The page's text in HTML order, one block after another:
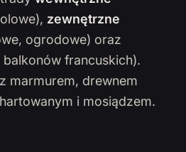
zewnętrzne
ogrodowe) oraz
balkonów francuskich).
marmurem, drewnem
i mosiądzem.